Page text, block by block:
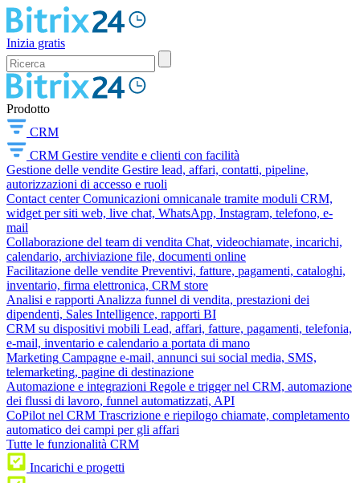
Inizia gratis
Prodotto
CRM
CRM Gestire vendite e clienti con facilità
Gestione delle vendite Gestire lead, affari, contatti, pipeline,
autorizzazioni di accesso e ruoli
Contact center Comunicazioni omnicanale tramite moduli CRM,
widget per siti web, live chat, WhatsApp, Instagram, telefono, e-
mail
Collaborazione del team di vendita Chat, videochiamate, incarichi,
calendario, archiviazione file, documenti online
Facilitazione delle vendite Preventivi, fatture, pagamenti, cataloghi,
inventario, firma elettronica, CRM store
Analisi e rapporti Analizza funnel di vendita, prestazioni dei
dipendenti, Sales Intelligence, rapporti BI
CRM su dispositivi mobili Lead, affari, fatture, pagamenti, telefonia,
e-mail, inventario e calendario a portata di mano
Marketing Campagne e-mail, annunci sui social media, SMS,
telemarketing, pagine di destinazione
Automazione e integrazioni Regole e trigger nel CRM, automazione
dei flussi di lavoro, funnel automatizzati, API
CoPilot nel CRM Trascrizione e riepilogo chiamate, completamento
automatico dei campi per gli affari
Tutte le funzionalità CRM
Incarichi e progetti